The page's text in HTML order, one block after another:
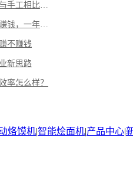
烩面机做出的烩面坯与手工相比有哪些优劣势
做批发烙馍生意赚不赚钱，一年能赚多少钱
不赚钱
新思路
率怎么样？
烙馍机|智能烩面机|产品中心|